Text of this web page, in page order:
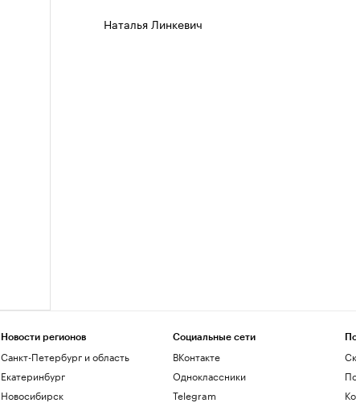
Наталья Линкевич
Новости регионов
Санкт-Петербург и область
Екатеринбург
Новосибирск
Социальные сети
ВКонтакте
Одноклассники
Telegram